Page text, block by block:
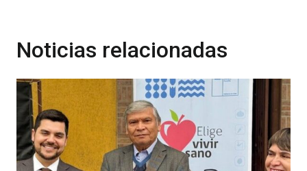
personal calificado, lo que significa que sus familias
en buenas manos, que es lo que buscamos como
Gobierno”, señaló Milad.
Por su parte, el seremi de Desarrollo Social, Juan
Eduardo Prieto comentó que “como Gobierno es una
iniciativa que tiene un alto impacto en nuestra región,
Noticias relacionadas